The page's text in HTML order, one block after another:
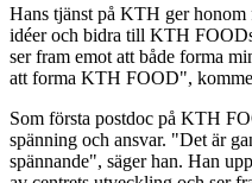
Hans tjänst på KTH ger honom
idéer och bidra till KTH
ser fram emot att både forma
att forma KTH FOOD",
Som första postdoc på KTH
spänning och ansvar. "Det är
spännande", säger han. Han